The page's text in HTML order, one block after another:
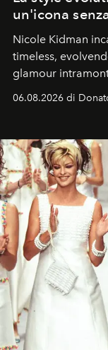
un'icona
Nicole Kidman
timeless,
glamour
06.08.2026 di